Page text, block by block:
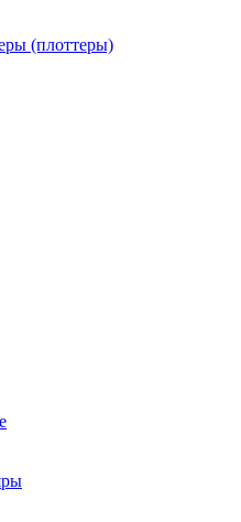
(плоттеры)